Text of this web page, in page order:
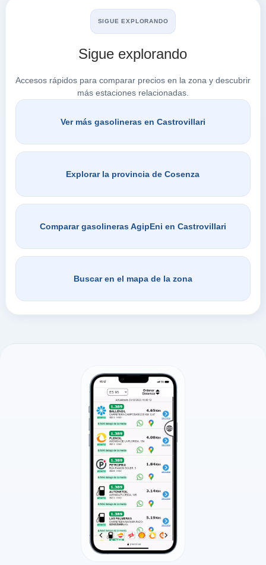
Buscar en Castrovillari
SIGUE EXPLORANDO
Sigue explorando
Accesos rápidos para comparar precios en la zona y descubrir
más estaciones relacionadas.
Ver más gasolineras en Castrovillari
Explorar la provincia de Cosenza
Comparar gasolineras AgipEni en Castrovillari
Buscar en el mapa de la zona